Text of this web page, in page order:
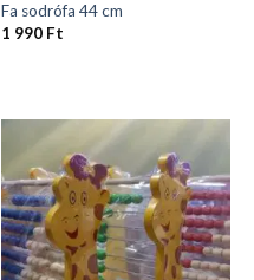
Fa sodrófa 44 cm
1 990 Ft